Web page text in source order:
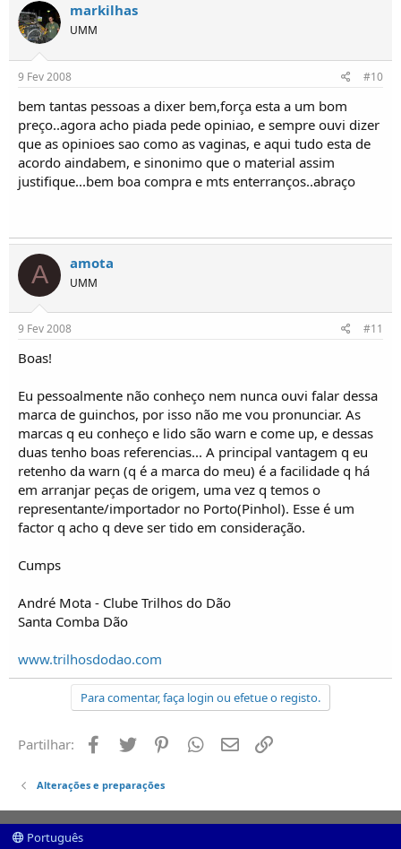
markilhas
UMM
9 Fev 2008 #10
bem tantas pessoas a dixer bem,força esta a um bom
preço..agora acho piada pede opiniao, e sempre ouvi dizer
que as opinioes sao como as vaginas, e aqui tudo esta de
acordo aindabem, e sinonimo que o material assim
justifique...bem boa compra e mts enterranços..abraço
A amota
UMM
9 Fev 2008 #11
Boas!
Eu pessoalmente não conheço nem nunca ouvi falar dessa
marca de guinchos, por isso não me vou pronunciar. As
marcas q eu conheço e lido são warn e come up, e dessas
duas tenho boas referencias... A principal vantagem q eu
retenho da warn (q é a marca do meu) é a facilidade q há
em arranjar peças de origem, uma vez q temos o
representante/importador no Porto(Pinhol). Esse é um
factor q acho q deve ser tido em consideração.
Cumps
André Mota - Clube Trilhos do Dão
Santa Comba Dão
www.trilhosdodao.com
Para comentar, faça login ou efetue o registo.
Partilhar: Facebook
Twitter PinterestWhatsapp
Email
Alterações e preparações
Português